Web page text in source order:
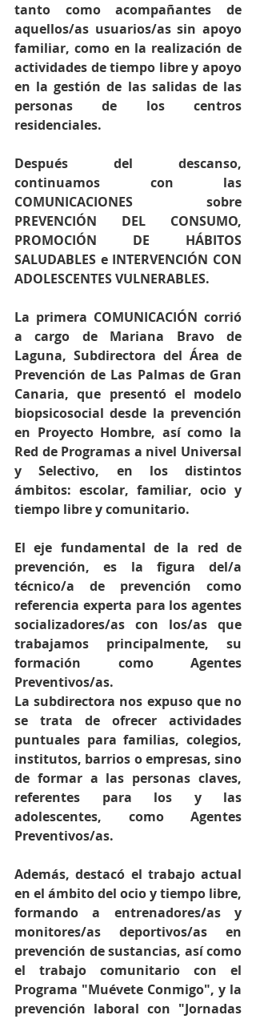
tanto como acompañantes de
aquellos/as usuarios/as sin apoyo
familiar, como en la realización de
actividades de tiempo libre y apoyo
en la gestión de las salidas de las
personas de los centros
residenciales.
Después del descanso,
continuamos con las
COMUNICACIONES sobre
PREVENCIÓN DEL CONSUMO,
PROMOCIÓN DE HÁBITOS
SALUDABLES e INTERVENCIÓN CON
ADOLESCENTES VULNERABLES.
La primera COMUNICACIÓN corrió
a cargo de Mariana Bravo de
Laguna, Subdirectora del Área de
Prevención de Las Palmas de Gran
Canaria, que presentó el modelo
biopsicosocial desde la prevención
en Proyecto Hombre, así como la
Red de Programas a nivel Universal
y Selectivo, en los distintos
ámbitos: escolar, familiar, ocio y
tiempo libre y comunitario.
El eje fundamental de la red de
prevención, es la figura del/a
técnico/a de prevención como
referencia experta para los agentes
socializadores/as con los/as que
trabajamos principalmente, su
formación como Agentes
Preventivos/as.
La subdirectora nos expuso que no
se trata de ofrecer actividades
puntuales para familias, colegios,
institutos, barrios o empresas, sino
de formar a las personas claves,
referentes para los y las
adolescentes, como Agentes
Preventivos/as.
Además, destacó el trabajo actual
en el ámbito del ocio y tiempo libre,
formando a entrenadores/as y
monitores/as deportivos/as en
prevención de sustancias, así como
el trabajo comunitario con el
Programa "Muévete Conmigo", y la
prevención laboral con "Jornadas